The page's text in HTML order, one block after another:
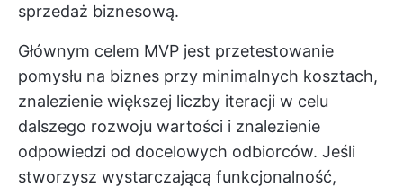
sprzedaż biznesową.
Głównym celem MVP jest przetestowanie
pomysłu na biznes przy minimalnych kosztach,
znalezienie większej liczby iteracji w celu
dalszego rozwoju wartości i znalezienie
odpowiedzi od docelowych odbiorców. Jeśli
stworzysz wystarczającą funkcjonalność,